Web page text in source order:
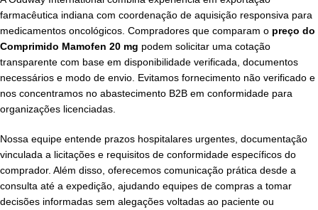
farmacêutica indiana com coordenação de aquisição responsiva para
medicamentos oncológicos. Compradores que comparam o preço do
Comprimido Mamofen 20 mg podem solicitar uma cotação
transparente com base em disponibilidade verificada, documentos
necessários e modo de envio. Evitamos fornecimento não verificado e
nos concentramos no abastecimento B2B em conformidade para
organizações licenciadas.
Nossa equipe entende prazos hospitalares urgentes, documentação
vinculada a licitações e requisitos de conformidade específicos do
comprador. Além disso, oferecemos comunicação prática desde a
consulta até a expedição, ajudando equipes de compras a tomar
decisões informadas sem alegações voltadas ao paciente ou